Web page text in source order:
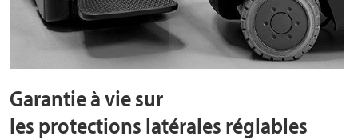
Garantie à vie sur
les protections latérales réglables